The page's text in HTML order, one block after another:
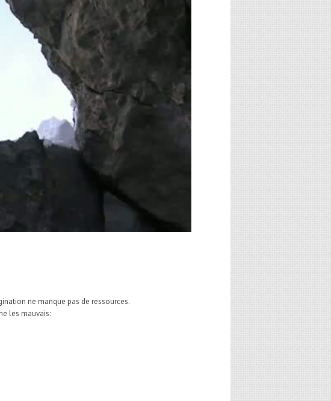
ne manque pas de ressources.
les mauvais: